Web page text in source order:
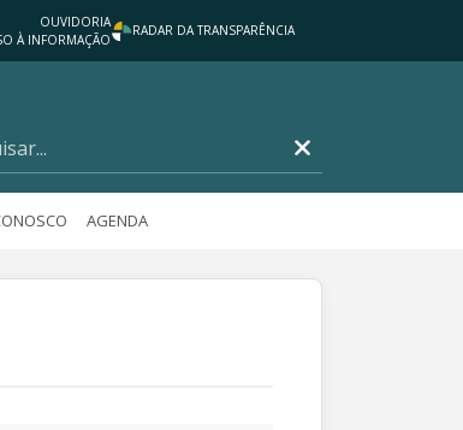
OUVIDORIA
À INFORMAÇÃO
RADAR DA TRANSPARÊNCIA
AGENDA